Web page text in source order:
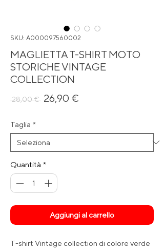
SKU: A000097560002
MAGLIETTA T-SHIRT MOTO
STORICHE VINTAGE
COLLECTION
28,00 € Prezzo
26,90 €
Taglia *
Quantità *
Aggiungi al carrello
T-shirt Vintage collection di colore verde